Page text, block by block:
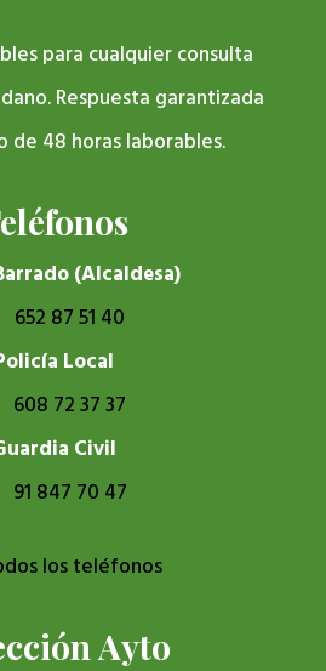
para cualquier consulta
Respuesta garantizada
de 48 horas laborables.
(Alcaldesa)
652 87 51 40
Local
608 72 37 37
Civil
91 847 70 47
los teléfonos
Ayto